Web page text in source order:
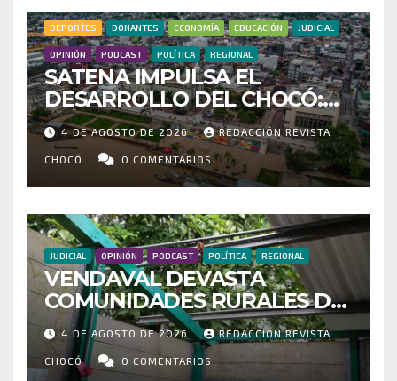
DEPORTES DONANTES ECONOMÍA EDUCACIÓN JUDICIAL
OPINIÓN PODCAST POLÍTICA REGIONAL
SATENA IMPULSA EL
DESARROLLO DEL CHOCÓ:
MÁS DE 35 MIL PASAJEROS
MOVILIZADOS Y NUEVAS
RUTAS FORTALECEN LA
CONECTIVIDAD
4 DE AGOSTO DE 2026 REDACCIÓN REVISTA
CHOCÓ 0 COMENTARIOS
JUDICIAL OPINIÓN PODCAST POLÍTICA REGIONAL
VENDAVAL DEVASTA
COMUNIDADES RURALES DE
RIOSUCIO: ESCUELAS,
VIVIENDAS Y CEMENTERIO
ENTRE LOS AFECTADOS
4 DE AGOSTO DE 2026 REDACCIÓN REVISTA
CHOCÓ 0 COMENTARIOS